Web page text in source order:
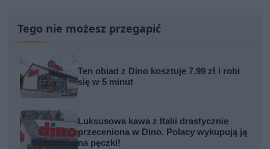
Tego nie możesz przegapić
Ten obiad z Dino kosztuje 7,99 zł i robi
się w 5 minut
Luksusowa kawa z Italii drastycznie
przeceniona w Dino. Polacy wykupują ją
na pęczki!